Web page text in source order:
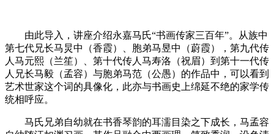
由此导入，讲座介绍永嘉马氏“书画传家三百年”。从族中
第七代兄长马炅中（香霞）、胞弟马昱中（蔚霞），第九代传
人马元熙（兰笙）、第十代传人马寿洛（祝眉）到第十一代传
人兄长马毅（孟容）与胞弟马范（公愚）的作品中，可以看到
艺术世家这个词的具像化，此亦与书画史上绵延不绝的家学传
统相呼应。
马氏兄弟自幼就在书香琴韵的耳濡目染之下成长，马孟容